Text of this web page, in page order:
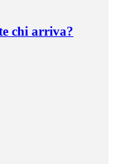
chi arriva?